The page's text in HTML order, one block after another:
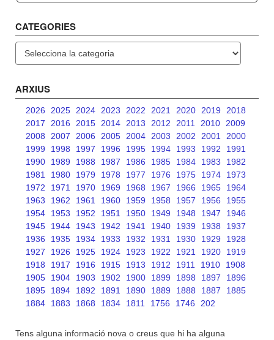
CATEGORIES
ARXIUS
2026 2025 2024 2023 2022 2021 2020 2019
2018
2017
2016 2015 2014 2013 2012 2011 2010
2009
2008
2007 2006 2005 2004 2003 2002 2001
2000
1999
1998 1997 1996 1995 1994 1993 1992
1991
1990
1989 1988 1987 1986 1985 1984 1983
1982
1981
1980 1979 1978 1977 1976 1975 1974
1973
1972
1971 1970 1969 1968 1967 1966 1965
1964
1963
1962 1961 1960 1959 1958 1957 1956
1955
1954
1953 1952 1951 1950 1949 1948 1947
1946
1945
1944 1943 1942 1941 1940 1939 1938
1937
1936
1935 1934 1933 1932 1931 1930 1929
1928
1927
1926 1925 1924 1923 1922 1921 1920
1919
1918
1917 1916 1915 1913 1912 1911 1910
1908
1905
1904 1903 1902 1900 1899 1898 1897
1896
1895
1894 1892 1891 1890 1889 1888 1887
1885
1884
1883 1868 1834 1811 1756 1746 202
Tens alguna informació nova o creus que hi ha alguna